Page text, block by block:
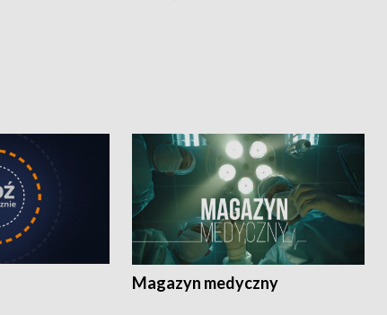
Magazyn medyczny